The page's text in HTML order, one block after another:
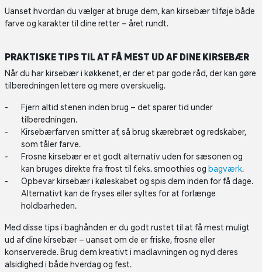
Uanset hvordan du vælger at bruge dem, kan kirsebær tilføje både
farve og karakter til dine retter – året rundt.
PRAKTISKE TIPS TIL AT FÅ MEST UD AF DINE KIRSEBÆR
Når du har kirsebær i køkkenet, er der et par gode råd, der kan gøre
tilberedningen lettere og mere overskuelig.
Fjern altid stenen inden brug – det sparer tid under
tilberedningen.
Kirsebærfarven smitter af, så brug skærebræt og redskaber,
som tåler farve.
Frosne kirsebær er et godt alternativ uden for sæsonen og
kan bruges direkte fra frost til f.eks. smoothies og bagværk.
Opbevar kirsebær i køleskabet og spis dem inden for få dage.
Alternativt kan de fryses eller syltes for at forlænge
holdbarheden.
Med disse tips i baghånden er du godt rustet til at få mest muligt
ud af dine kirsebær – uanset om de er friske, frosne eller
konserverede. Brug dem kreativt i madlavningen og nyd deres
alsidighed i både hverdag og fest.